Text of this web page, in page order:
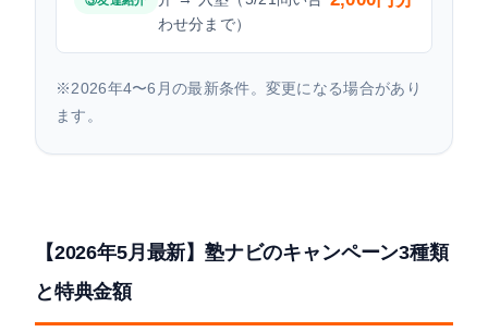
わせ分まで）
※2026年4〜6月の最新条件。変更になる場合があり
ます。
【2026年5月最新】塾ナビのキャンペーン3種類
と特典金額